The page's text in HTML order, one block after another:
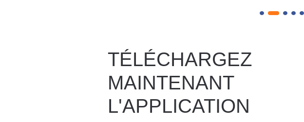
TÉLÉCHARGEZ
MAINTENANT
L'APPLICATION